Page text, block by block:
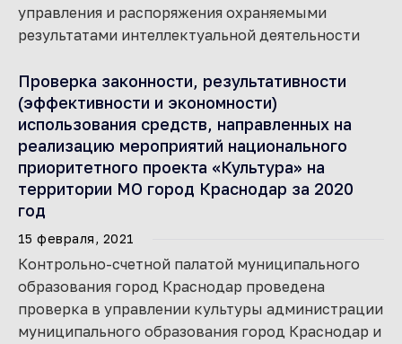
управления и распоряжения охраняемыми
результатами интеллектуальной деятельности
Проверка законности, результативности
(эффективности и экономности)
использования средств, направленных на
реализацию мероприятий национального
приоритетного проекта «Культура» на
территории МО город Краснодар за 2020
год
15 февраля, 2021
Контрольно-счетной палатой муниципального
образования город Краснодар проведена
проверка в управлении культуры администрации
муниципального образования город Краснодар и